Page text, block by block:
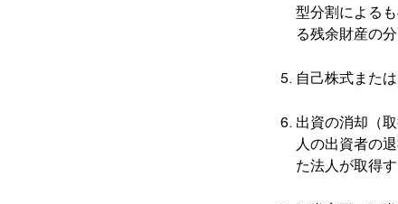
型分割による
る残余財産の
自己株式また
出資の消却（
人の出資者の
た法人が取得